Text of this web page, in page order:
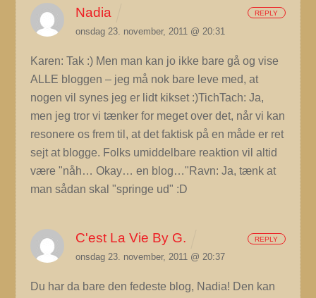
Nadia
onsdag 23. november, 2011 @ 20:31
Karen: Tak :) Men man kan jo ikke bare gå og vise
ALLE bloggen – jeg må nok bare leve med, at
nogen vil synes jeg er lidt kikset :)TichTach: Ja,
men jeg tror vi tænker for meget over det, når vi kan
resonere os frem til, at det faktisk på en måde er ret
sejt at blogge. Folks umiddelbare reaktion vil altid
være "nåh… Okay… en blog…"Ravn: Ja, tænk at
man sådan skal "springe ud" :D
REPLY
C'est La Vie By G.
onsdag 23. november, 2011 @ 20:37
Du har da bare den fedeste blog, Nadia! Den kan
REPLY